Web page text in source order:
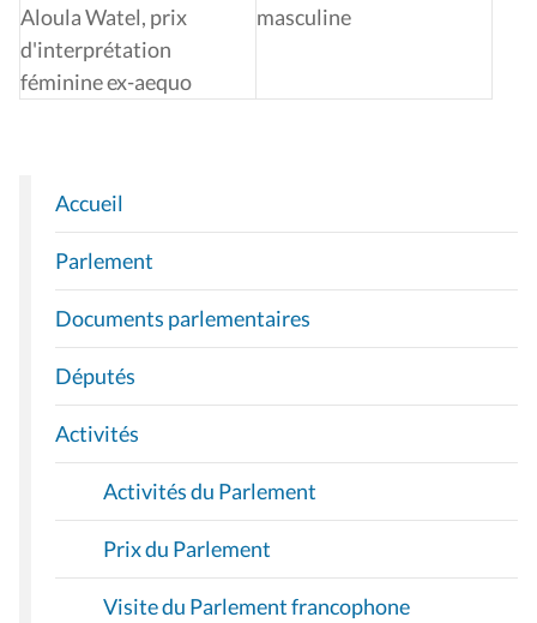
Aloula Watel, prix
d'interprétation
féminine ex-aequo
masculine
N
A
V
I
G
A
T
I
O
Accueil
Parlement
Documents parlementaires
Députés
Activités
Activités du Parlement
Prix du Parlement
Visite du Parlement francophone